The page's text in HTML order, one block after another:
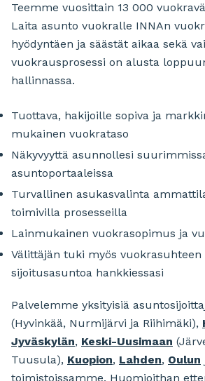
Teemme vuosittain 13 000
Laita asunto vuokralle INNAn
hyödyntäen ja säästät aikaa sekä
vuokrausprosessi on alusta
hallinnassa.
Tuottava, hakijoille sopiva ja
mukainen vuokrataso
Näkyvyyttä asunnollesi
asuntoportaaleissa
Turvallinen asukasvalinta
toimivilla prosesseilla
Lainmukainen vuokrasopimus ja
Välittäjän tuki myös
sijoitusasuntoa hankkiessasi
Palvelemme yksityisiä
(Hyvinkää, Nurmijärvi ja Riihimäki),
Jyväskylän, Keski-Uusimaan
Tuusula), Kuopion, Lahden, Oulun
toimistoissamme. Huomioithan